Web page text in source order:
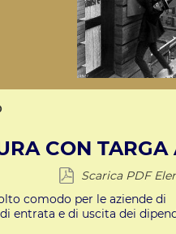
CON TARGA
Scarica PDF
comodo per le aziende di
entrata e di uscita dei